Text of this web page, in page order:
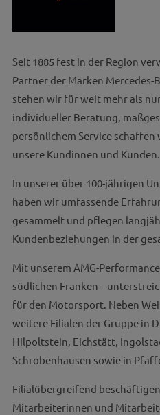
Seit 1885 fest in der Region
Partner der Marken Mercedes-
stehen wir für weit mehr als
individueller Beratung,
persönlichem Service
unsere Kundinnen und Kunden.
In unserer über 100-jährigen
haben wir umfassende
gesammelt und pflegen
Kundenbeziehungen in der
Mit unserem AMG-
südlichen Franken –
für den Motorsport. Neben
weitere Filialen der Gruppe in
Hilpoltstein, Eichstätt,
Schrobenhausen sowie in
Filialübergreifend
Mitarbeiterinnen und